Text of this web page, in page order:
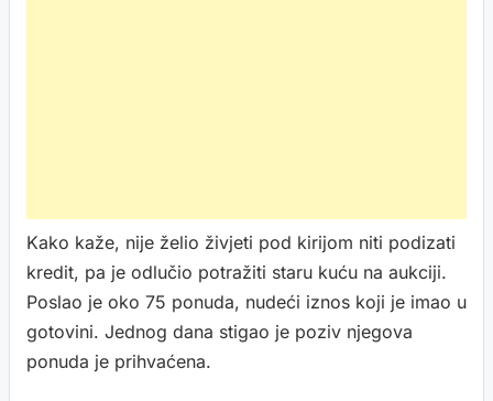
Kako kaže, nije želio živjeti pod kirijom niti podizati
kredit, pa je odlučio potražiti staru kuću na aukciji.
Poslao je oko 75 ponuda, nudeći iznos koji je imao u
gotovini. Jednog dana stigao je poziv njegova
ponuda je prihvaćena.